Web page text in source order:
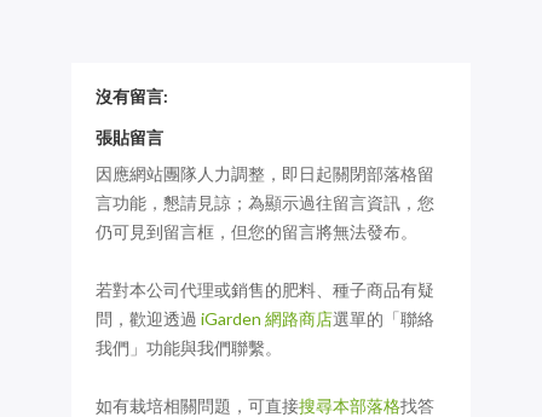
沒有留言:
張貼留言
因應網站團隊人力調整，即日起關閉部落格留
言功能，懇請見諒；為顯示過往留言資訊，您
仍可見到留言框，但您的留言將無法發布。
若對本公司代理或銷售的肥料、種子商品有疑
問，歡迎透過 iGarden 網路商店選單的「聯絡
我們」功能與我們聯繫。
如有栽培相關問題，可直接搜尋本部落格找答